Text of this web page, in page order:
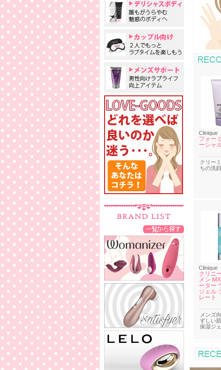
Clinique
フォー
ーシャ
クリー
ちの洗
Clinique
クリニ
メン
ーター
ジェル
レート
メンズ
ずしい
保湿ジ